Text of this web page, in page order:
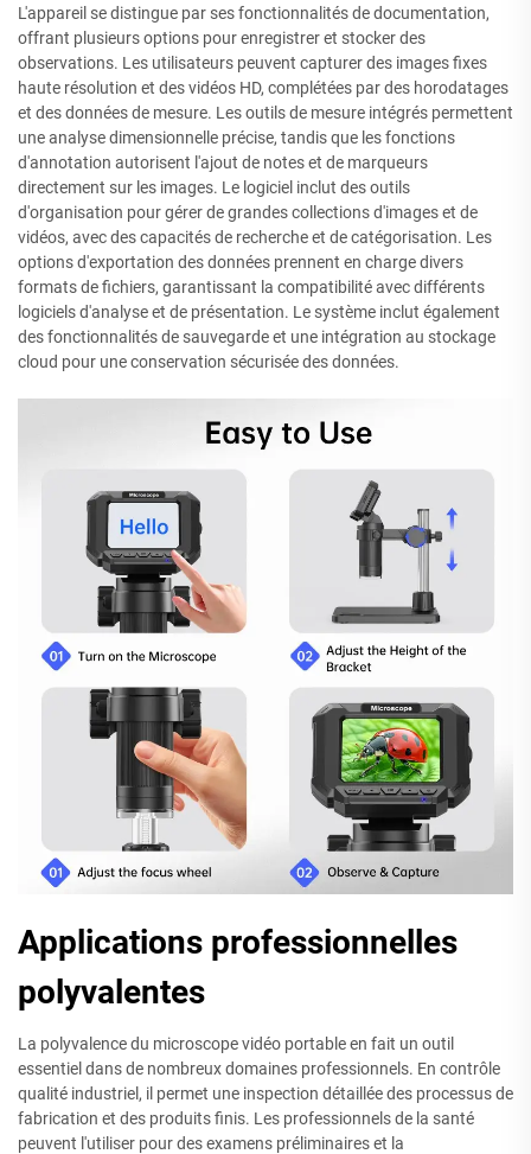
L'appareil se distingue par ses fonctionnalités de documentation,
offrant plusieurs options pour enregistrer et stocker des
observations. Les utilisateurs peuvent capturer des images fixes
haute résolution et des vidéos HD, complétées par des horodatages
et des données de mesure. Les outils de mesure intégrés permettent
une analyse dimensionnelle précise, tandis que les fonctions
d'annotation autorisent l'ajout de notes et de marqueurs
directement sur les images. Le logiciel inclut des outils
d'organisation pour gérer de grandes collections d'images et de
vidéos, avec des capacités de recherche et de catégorisation. Les
options d'exportation des données prennent en charge divers
formats de fichiers, garantissant la compatibilité avec différents
logiciels d'analyse et de présentation. Le système inclut également
des fonctionnalités de sauvegarde et une intégration au stockage
cloud pour une conservation sécurisée des données.
Applications professionnelles
polyvalentes
La polyvalence du microscope vidéo portable en fait un outil
essentiel dans de nombreux domaines professionnels. En contrôle
qualité industriel, il permet une inspection détaillée des processus de
fabrication et des produits finis. Les professionnels de la santé
peuvent l'utiliser pour des examens préliminaires et la